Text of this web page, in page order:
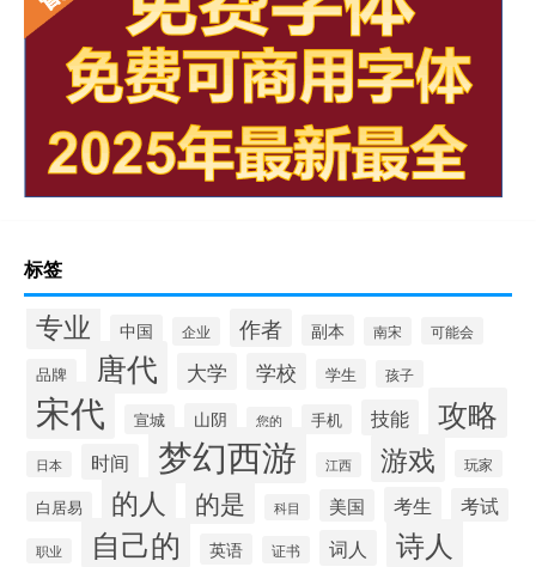
标签
专业 中国 企业 作者 副本 南宋 可能会
品牌 唐代 大学 学校 学生 孩子
宋代 宣城 山阴 您的 手机 技能 攻略
日本 时间 梦幻西游 江西 游戏 玩家
白居易 的人 的是 科目 美国 考生 考试
职业 自己的 英语 证书 词人 诗人